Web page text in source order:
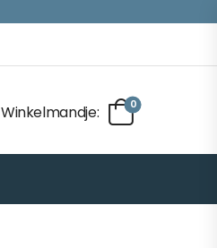
Winkelmandje: 0